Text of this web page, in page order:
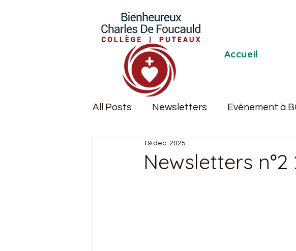
Accueil
All Posts Newsletters Evènement à
Remise des diplômes
Newsletters
19 déc. 2025